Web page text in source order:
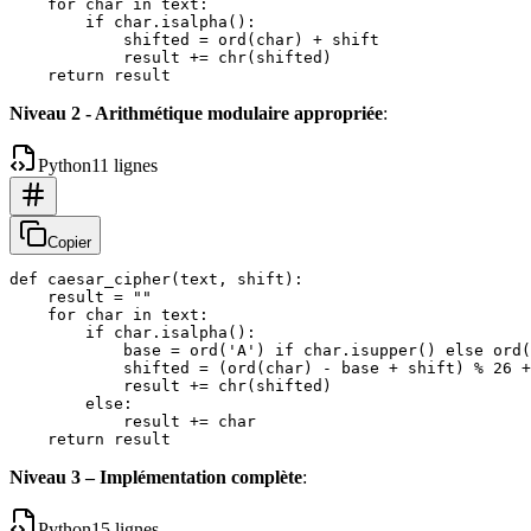
    for char in text:
        if char.isalpha():
            shifted = ord(char) + shift
            result += chr(shifted)
Niveau 2 - Arithmétique modulaire appropriée:
Python11 lignes
Copier
def caesar_cipher(text, shift):
    result = ""
    for char in text:
        if char.isalpha():
base = ord('A') if char.isupper() else
shifted = (ord(char) - base + shift) % 26
            result += chr(shifted)
        else:
            result += char
Niveau 3 – Implémentation complète: